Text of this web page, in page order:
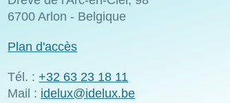
6700 Arlon - Belgique
Plan d'accès
Tél. :+32 63 23 18 11
Mail : idelux@idelux.be